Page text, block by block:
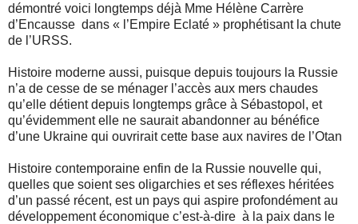
démontré voici longtemps déjà Mme Hélène Carrère
d’Encausse dans « l’Empire Eclaté » prophétisant la chute
de l’URSS.
Histoire moderne aussi, puisque depuis toujours la Russie
n’a de cesse de se ménager l’accès aux mers chaudes
qu’elle détient depuis longtemps grâce à Sébastopol, et
qu’évidemment elle ne saurait abandonner au bénéfice
d’une Ukraine qui ouvrirait cette base aux navires de l’Otan
Histoire contemporaine enfin de la Russie nouvelle qui,
quelles que soient ses oligarchies et ses réflexes héritées
d’un passé récent, est un pays qui aspire profondément au
développement économique c’est-à-dire à la paix dans le